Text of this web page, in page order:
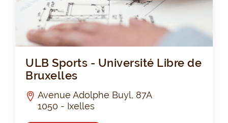
ULB Sports - Université Libre de
Bruxelles
Avenue Adolphe Buyl, 87A
1050 - Ixelles